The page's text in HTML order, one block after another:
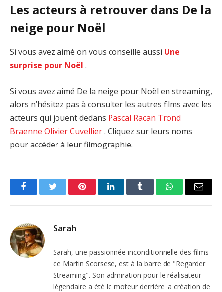
Les acteurs à retrouver dans De la
neige pour Noël
Si vous avez aimé on vous conseille aussi Une
surprise pour Noël .
Si vous avez aimé De la neige pour Noël en streaming,
alors n’hésitez pas à consulter les autres films avec les
acteurs qui jouent dedans Pascal Racan Trond
Braenne Olivier Cuvellier. Cliquez sur leurs noms
pour accéder à leur filmographie.
FacebookTwitter PinterestLinkedInTumblr WhatsAppEmail
Sarah
Sarah, une passionnée inconditionnelle des films
de Martin Scorsese, est à la barre de "Regarder
Streaming". Son admiration pour le réalisateur
légendaire a été le moteur derrière la création de